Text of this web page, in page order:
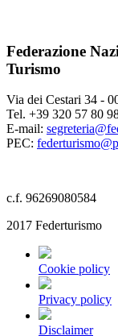
Federazione
Turismo
Via dei Cestari 34 -
Tel. +39 320 57 80
E-mail:
PEC:
c.f. 96269080584
2017 Federturismo
Cookie policy
Privacy policy
Disclaimer